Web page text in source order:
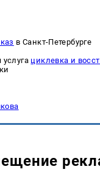
в Санкт-Петербурге
циклевка и